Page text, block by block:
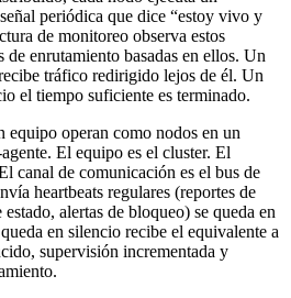
periódica que dice “estoy vivo y
de monitoreo observa estos
de enrutamiento basadas en ellos. Un
tráfico redirigido lejos de él. Un
el tiempo suficiente es terminado.
equipo operan como nodos en un
El equipo es el cluster. El
canal de comunicación es el bus de
heartbeats regulares (reportes de
alertas de bloqueo) se queda en
en silencio recibe el equivalente a
supervisión incrementada y